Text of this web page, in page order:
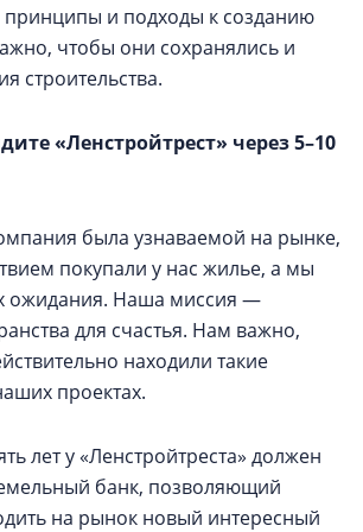
и подходы к созданию
чтобы они сохранялись и
строительства.
«Ленстройтрест» через 5–10
была узнаваемой на рынке,
покупали у нас жилье, а мы
ожидания. Наша миссия —
для счастья. Нам важно,
находили такие
проектах.
лет у «Ленстройтреста» должен
банк, позволяющий
на рынок новый интересный